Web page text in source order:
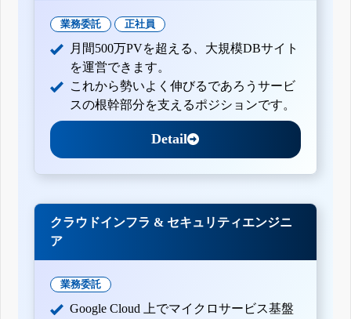
業務委託 正社員
月間500万PVを超える、大規模DBサイト
を運営できます。
これから勢いよく伸びるであろうサービ
スの根幹部分を支えるポジションです。
Detail
クラウドインフラ & セキュリティエンジニ
ア
業務委託
Google Cloud 上でマイクロサービス基盤